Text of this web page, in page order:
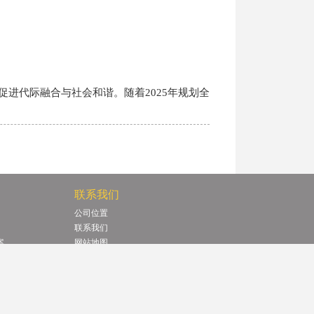
进代际融合与社会和谐。随着2025年规划全
联系我们
公司位置
联系我们
网站地图